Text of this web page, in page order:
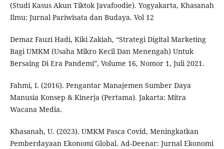
(Studi Kasus Akun Tiktok Javafoodie). Yogyakarta, Khasanah
Ilmu: Jurnal Pariwisata dan Budaya. Vol 12
Demaz Fauzi Hadi, Kiki Zakiah, “Strategi Digital Marketing
Bagi UMKM (Usaha Mikro Kecil Dan Menengah) Untuk
Bersaing Di Era Pandemi”, Volume 16, Nomor 1, Juli 2021.
Fahmi, I. (2016). Pengantar Manajemen Sumber Daya
Manusia Konsep & Kinerja (Pertama). Jakarta: Mitra
Wacana Media.
Khasanah, U. (2023). UMKM Pasca Covid, Meningkatkan
Pemberdayaan Ekonomi Global. Ad-Deenar: Jurnal Ekonomi